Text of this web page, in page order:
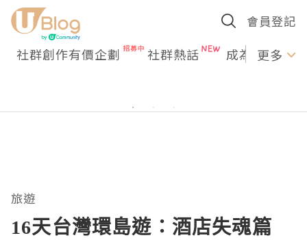
會員登記
社群創作有價企劃 社群熱話 成為U更多
旅遊
16天台灣環島遊：酒店失魂篇